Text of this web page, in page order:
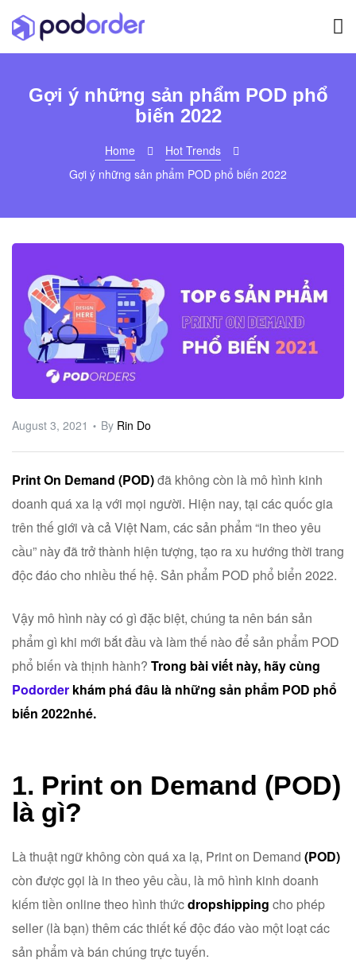
Gợi ý những sản phẩm POD phổ
biến 2022
Home
Hot Trends
Gợi ý những sản phẩm POD phổ biến 2022
August 3, 2021 By Rin Do
Print On Demand (POD)đã không còn là mô hình kinh
doanh quá xa lạ với mọi người. Hiện nay, tại các quốc gia
trên thế giới và cả Việt Nam, các sản phẩm “in theo yêu
cầu” này đã trở thành hiện tượng, tạo ra xu hướng thời trang
độc đáo cho nhiều thế hệ. Sản phẩm POD phổ biển 2022.
Vậy mô hình này có gì đặc biệt, chúng ta nên bán sản
phẩm gì khi mới bắt đầu và làm thế nào để sản phẩm POD
phổ biến và thịnh hành? Trong bài viết này, hãy cùng
Podorder khám phá đâu là những sản phẩm POD phổ
biến 2022nhé.
1. Print on Demand (POD)
là gì?
Là thuật ngữ không còn quá xa lạ, Print on Demand (POD)
còn được gọi là in theo yêu cầu, là mô hình kinh doanh
kiếm tiền online theo hình thứcdropshipping cho phép
seller (là bạn) thêm các thiết kế độc đáo vào một loạt các
sản phẩm và bán chúng trực tuyến.